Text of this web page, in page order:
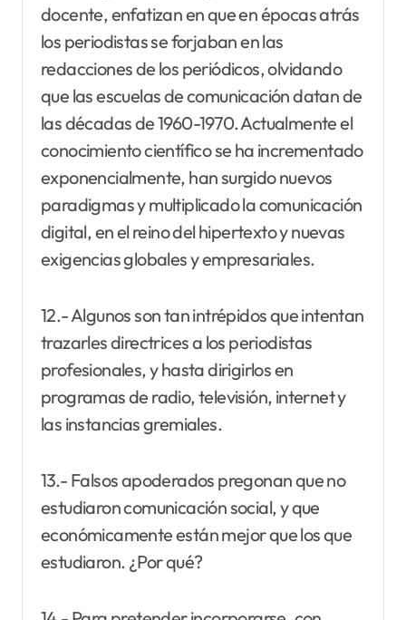
docente, enfatizan en que en épocas atrás
los periodistas se forjaban en las
redacciones de los periódicos, olvidando
que las escuelas de comunicación datan de
las décadas de 1960-1970. Actualmente el
conocimiento científico se ha incrementado
exponencialmente, han surgido nuevos
paradigmas y multiplicado la comunicación
digital, en el reino del hipertexto y nuevas
exigencias globales y empresariales.
12.- Algunos son tan intrépidos que intentan
trazarles directrices a los periodistas
profesionales, y hasta dirigirlos en
programas de radio, televisión, internet y
las instancias gremiales.
13.- Falsos apoderados pregonan que no
estudiaron comunicación social, y que
económicamente están mejor que los que
estudiaron. ¿Por qué?